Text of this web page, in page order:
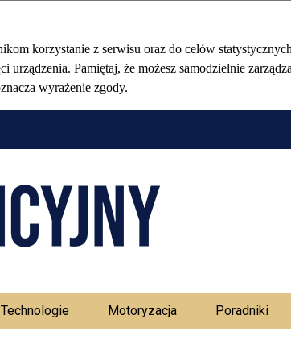
Stołeczny
Technologie Motoryzacja Poradniki